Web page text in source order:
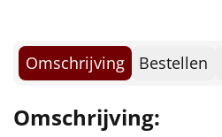
Slowcooker POPULAIR
Noodradio NIEUW
Omschrijving Bestellen
Omschrijving: